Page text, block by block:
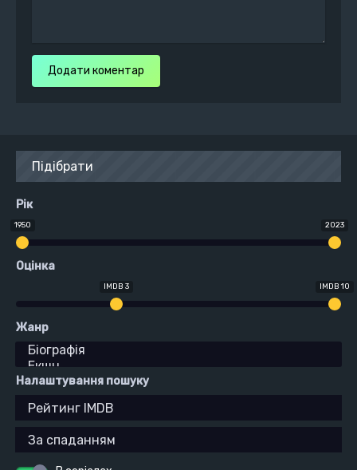
Додати коментар
Підібрати
Рік
1950 2023
Оцінка
IMDB 3 IMDB 10
Жанр
Налаштування пошуку